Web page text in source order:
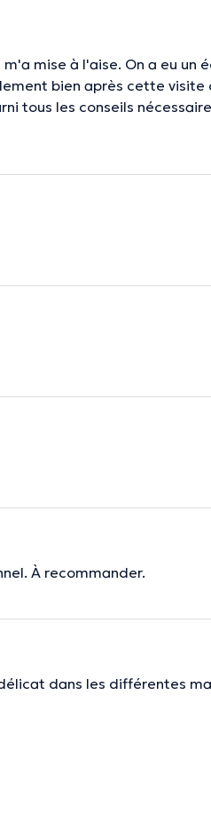
mise à l'aise. On a eu un
bien après cette visite
tous les conseils
À recommander.
dans les différentes